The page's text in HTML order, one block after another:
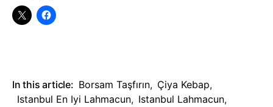
In this article: Borsam Taşfırın, Çiya Kebap,
Istanbul En Iyi Lahmacun, Istanbul Lahmacun,